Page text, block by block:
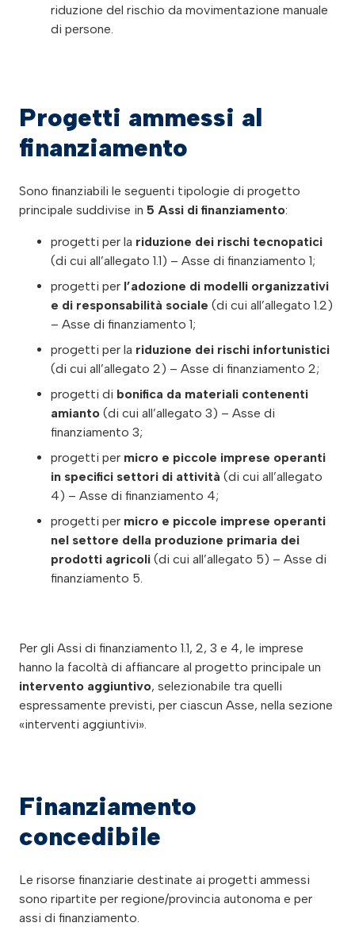
riduzione del rischio da movimentazione manuale
di persone.
Progetti ammessi al
finanziamento
Sono finanziabili le seguenti tipologie di progetto
principale suddivise in 5 Assi di finanziamento:
progetti per la riduzione dei rischi tecnopatici
(di cui all’allegato 1.1) – Asse di finanziamento 1;
progetti per l’adozione di modelli organizzativi
e di responsabilità sociale (di cui all’allegato 1.2)
– Asse di finanziamento 1;
progetti per la riduzione dei rischi infortunistici
(di cui all’allegato 2) – Asse di finanziamento 2;
progetti di bonifica da materiali contenenti
amianto (di cui all’allegato 3) – Asse di
finanziamento 3;
progetti per micro e piccole imprese operanti
in specifici settori di attività (di cui all’allegato
4) – Asse di finanziamento 4;
progetti per micro e piccole imprese operanti
nel settore della produzione primaria dei
prodotti agricoli (di cui all’allegato 5) – Asse di
finanziamento 5.
Per gli Assi di finanziamento 1.1, 2, 3 e 4, le imprese
hanno la facoltà di affiancare al progetto principale un
intervento aggiuntivo, selezionabile tra quelli
espressamente previsti, per ciascun Asse, nella sezione
«interventi aggiuntivi».
Finanziamento
concedibile
Le risorse finanziarie destinate ai progetti ammessi
sono ripartite per regione/provincia autonoma e per
assi di finanziamento.